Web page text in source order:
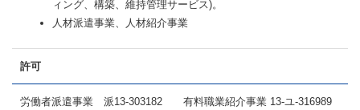
ィング、構築、維持管理サービス)。
人材派遣事業、人材紹介事業
許可
労働者派遣事業 派13-303182 有料職業紹介事業 13-ユ-316989